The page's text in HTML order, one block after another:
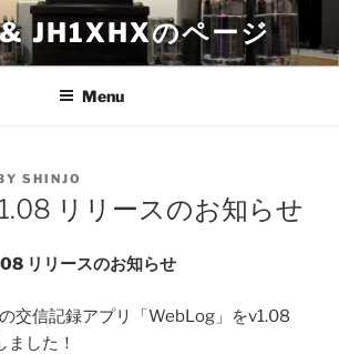
JH1XHXのページ
Menu
SHINJO
リリースのお知らせ
リリースのお知らせ
交信記録アプリ「WebLog」をv1.08
ました！